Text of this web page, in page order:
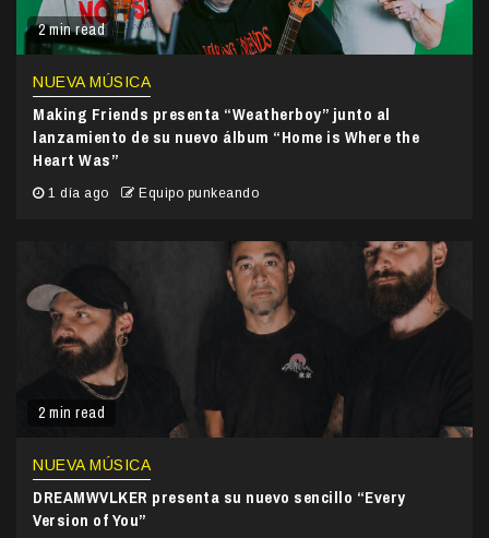
2 min read
NUEVA MÚSICA
Making Friends presenta “Weatherboy” junto al
lanzamiento de su nuevo álbum “Home is Where the
Heart Was”
1 día ago Equipo punkeando
2 min read
NUEVA MÚSICA
DREAMWVLKER presenta su nuevo sencillo “Every
Version of You”